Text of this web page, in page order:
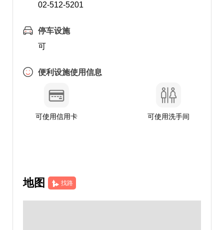
02-512-5201
停车设施
可
便利设施使用信息
可使用信用卡 可使用洗手间
地图 找路